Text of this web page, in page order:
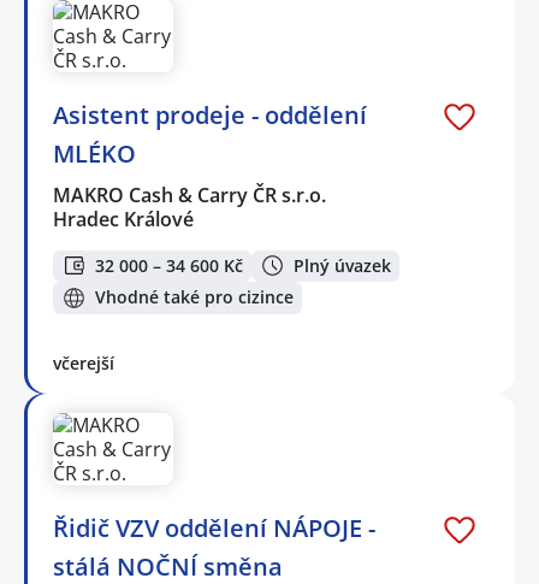
Asistent prodeje - oddělení
MLÉKO
MAKRO Cash & Carry ČR s.r.o.
Hradec Králové
32 000 – 34 600 Kč
Plný úvazek
Vhodné také pro cizince
včerejší
Řidič VZV oddělení NÁPOJE -
stálá NOČNÍ směna